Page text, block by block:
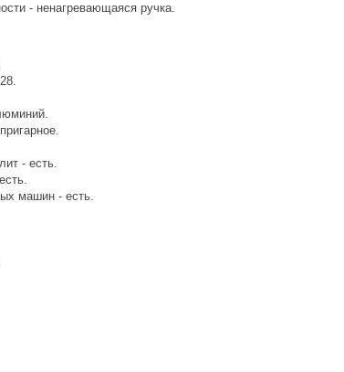
- ненагревающаяся ручка.
- есть.
машин - есть.